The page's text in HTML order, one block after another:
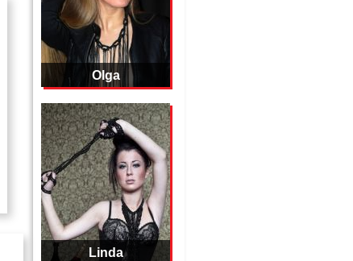
Olga
Linda